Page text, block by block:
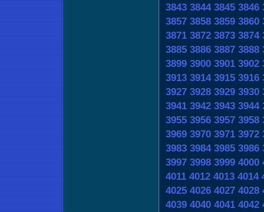
3843 3844 3845 3846
3857 3858 3859 3860
3871 3872 3873 3874
3885 3886 3887 3888
3899 3900 3901 3902
3913 3914 3915 3916
3927 3928 3929 3930
3941 3942 3943 3944
3955 3956 3957 3958
3969 3970 3971 3972
3983 3984 3985 3986
3997 3998 3999 4000
4011 4012 4013 4014
4025 4026 4027 4028
4039 4040 4041 4042